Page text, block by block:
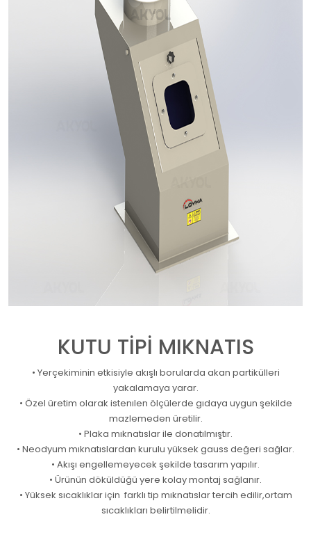
KUTU TİPİ MIKNATIS
• Yerçekiminin etkisiyle akışlı borularda akan partikülleri
yakalamaya yarar.
• Özel üretim olarak istenılen ölçülerde gıdaya uygun şekilde
mazlemeden üretilir.
• Plaka mıknatıslar ile donatılmıştır.
• Neodyum mıknatıslardan kurulu yüksek gauss değeri sağlar.
• Akışı engellemeyecek şekilde tasarım yapılır.
• Ürünün döküldüğü yere kolay montaj sağlanır.
• Yüksek sıcaklıklar için farklı tip mıknatıslar tercih edilir,ortam
sıcaklıkları belirtilmelidir.